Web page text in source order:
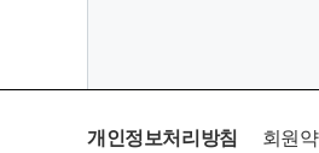
개인정보처리방침 회원